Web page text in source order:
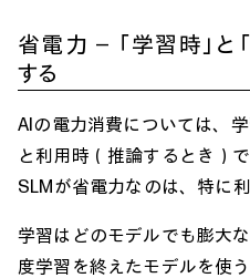
省電力 ― 「学習時」と
する
AIの電力消費については、
と利用時（推論するとき）
SLMが省電力なのは、特に
学習はどのモデルでも膨大
度学習を終えたモデルを使